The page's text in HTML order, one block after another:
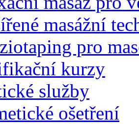
masážní
pro
kurzy
služby
ošetření